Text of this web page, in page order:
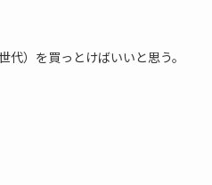
）を買っとけばいいと思う。